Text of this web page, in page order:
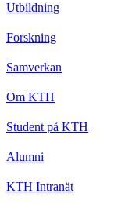
Utbildning
Forskning
Samverkan
Om KTH
Student på KTH
Alumni
KTH Intranät